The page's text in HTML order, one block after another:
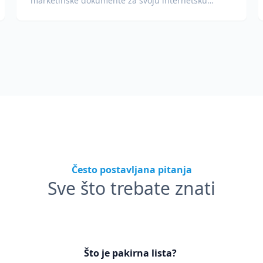
Često postavljana pitanja
Sve što trebate znati
Što je pakirna lista?